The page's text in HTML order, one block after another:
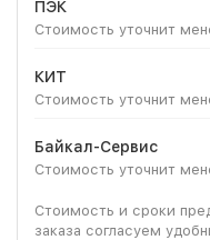
ПЭК
Стоимость уточнит
КИТ
Стоимость уточнит
Байкал-Сервис
Стоимость уточнит
Стоимость и сроки
заказа согласуем